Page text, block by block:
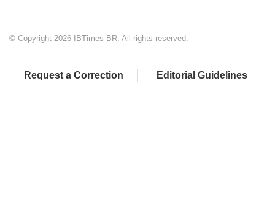
© Copyright 2026 IBTimes BR. All rights reserved.
Request a Correction Editorial Guidelines